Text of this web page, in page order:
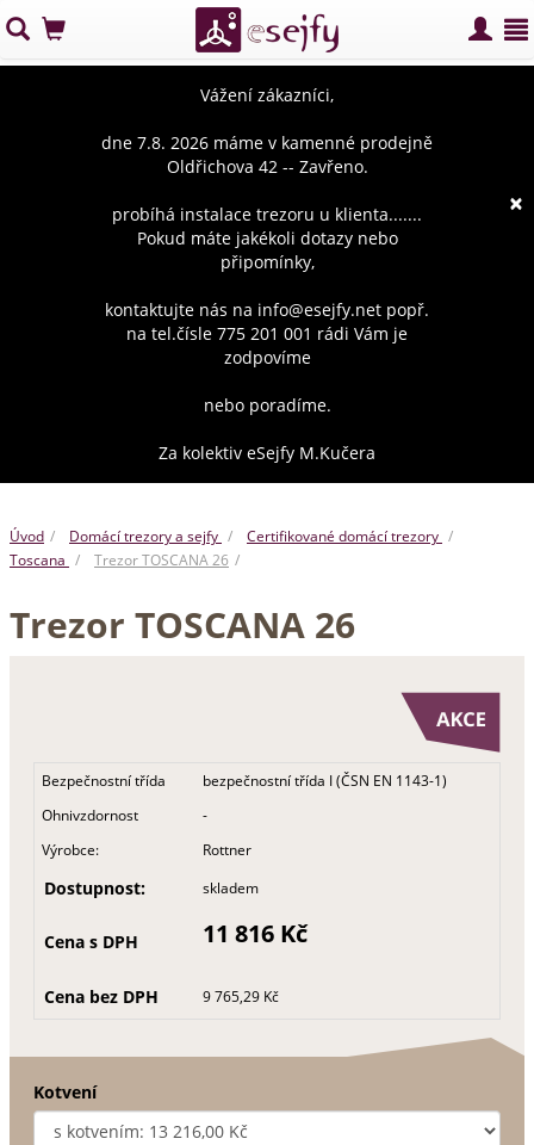
×
Vážení zákazníci,
dne 7.8. 2026 máme v kamenné prodejně
Oldřichova 42 -- Zavřeno.
probíhá instalace trezoru u klienta.......
Pokud máte jakékoli dotazy nebo
připomínky,
kontaktujte nás na info@esejfy.net popř.
na tel.čísle 775 201 001 rádi Vám je
zodpovíme
nebo poradíme.
Za kolektiv eSejfy M.Kučera
Úvod Domácí trezory a sejfy
Certifikované domácí trezory
Toscana
Trezor TOSCANA 26
Trezor TOSCANA 26
Bezpečnostní třída
bezpečnostní třída I (ČSN EN 1143-1)
Ohnivzdornost
-
Výrobce:
Rottner
Dostupnost: skladem
Cena s DPH 11 816 Kč
Cena bez DPH 9 765,29 Kč
Kotvení